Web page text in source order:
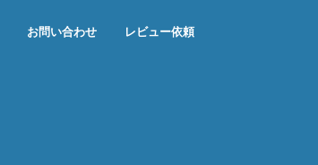
お問い合わせ レビュー依頼